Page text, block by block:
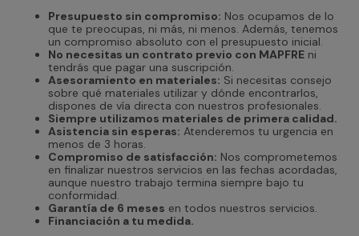
Presupuesto sin compromiso: Nos ocupamos de lo
que te preocupas, ni más, ni menos. Además, tenemos
un compromiso absoluto con el presupuesto inicial.
No necesitas un contrato previo con MAPFRE ni
tendrás que pagar una suscripción.
Asesoramiento en materiales: Si necesitas consejo
sobre qué materiales utilizar y dónde encontrarlos,
dispones de vía directa con nuestros profesionales.
Siempre utilizamos materiales de primera calidad.
Asistencia sin esperas: Atenderemos tu urgencia en
menos de 3 horas.
Compromiso de satisfacción: Nos comprometemos
en finalizar nuestros servicios en las fechas acordadas,
aunque nuestro trabajo termina siempre bajo tu
conformidad.
Garantía de 6 meses en todos nuestros servicios.
Financiación a tu medida.